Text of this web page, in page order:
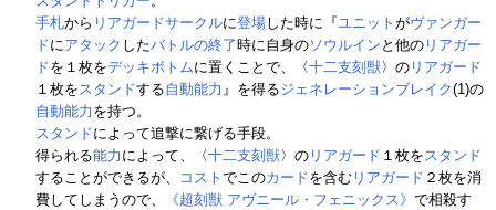
手札から リアガードサークルに登場した時に『ユニット がヴァンガー
ドにアタック したバトルの終了時に自身のソウルイン と他の リアガー
ドを１枚をデッキボトムに置くことで、〈十二支刻獣〉の リアガード
１枚をスタンドする自動能力 』を得るジェネレーションブレイク(1)の
自動能力 を持つ。
スタンドによって追撃に繋げる手段。
得られる能力 によって、〈十二支刻獣〉の リアガード １枚をスタンド
することができるが、
コスト でこのカードを含む リアガード ２枚を消
費してしまうので、
《超刻獣 アヴニール・フェニックス》 で相殺す